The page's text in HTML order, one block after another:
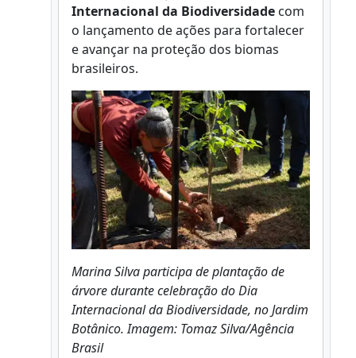
Internacional da Biodiversidade com
o lançamento de ações para fortalecer
e avançar na proteção dos biomas
brasileiros.
Marina Silva participa de plantação de
árvore durante celebração do Dia
Internacional da Biodiversidade, no Jardim
Botânico. Imagem: Tomaz Silva/Agência
Brasil